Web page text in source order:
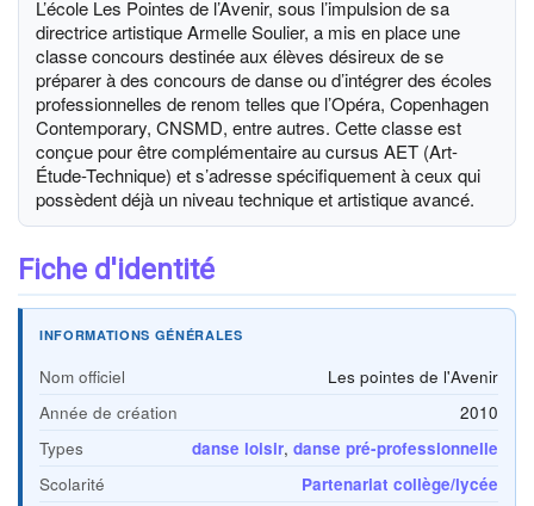
L’école Les Pointes de l’Avenir, sous l’impulsion de sa
directrice artistique Armelle Soulier, a mis en place une
classe concours destinée aux élèves désireux de se
préparer à des concours de danse ou d’intégrer des écoles
professionnelles de renom telles que l’Opéra, Copenhagen
Contemporary, CNSMD, entre autres. Cette classe est
conçue pour être complémentaire au cursus AET (Art-
Étude-Technique) et s’adresse spécifiquement à ceux qui
possèdent déjà un niveau technique et artistique avancé.
Fiche d'identité
INFORMATIONS GÉNÉRALES
Nom officiel
Les pointes de l'Avenir
Année de création
2010
Types
danse loisir, danse pré-professionnelle
Scolarité
Partenariat collège/lycée